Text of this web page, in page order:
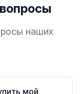
наших
мой